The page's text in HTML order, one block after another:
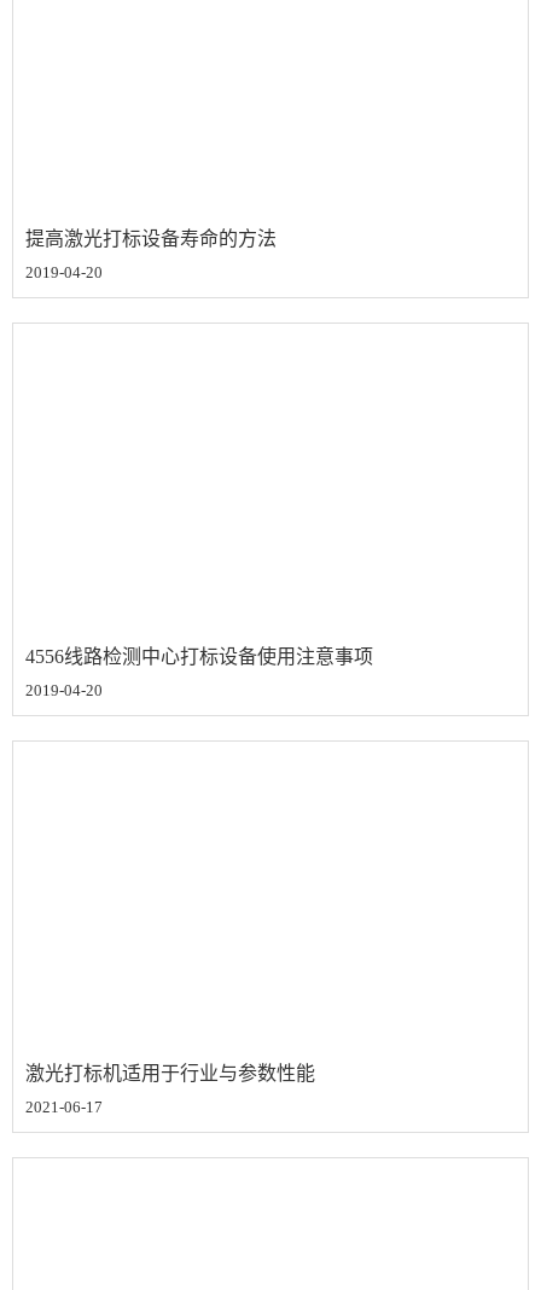
提高激光打标设备寿命的方法
2019-04-20
4556线路检测中心打标设备使用注意事项
2019-04-20
激光打标机适用于行业与参数性能
2021-06-17